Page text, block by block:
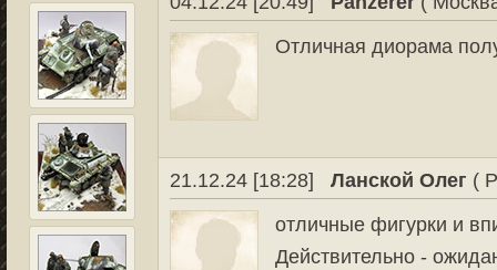
Отличная диорама
21.12.24 [18:28] Ланской Олег (
отличные фигурки и
Действительно -